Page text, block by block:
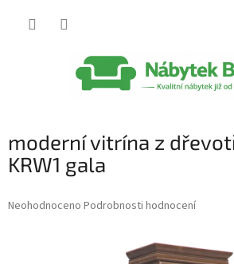
moderní vitrína z
KRW1 gala
Průměrné
Neohodnoceno Podrobnosti hodnocení